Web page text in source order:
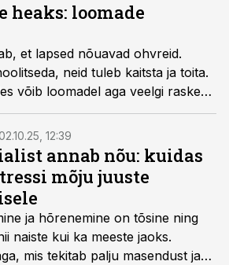
heaks: loomade
et lapsed nõuavad ohvreid.
neid tuleb kaitsta ja toita.
võib loomadel aga veelgi raskem
on liike, kes ei maga laste nimel
ohverdab järgmise põlvkonna
– oma elu.
12:39
annab nõu: kuidas
mõju juuste
ja hõrenemine on tõsine ning
naiste kui ka meeste jaoks.
mis tekitab palju masendust ja